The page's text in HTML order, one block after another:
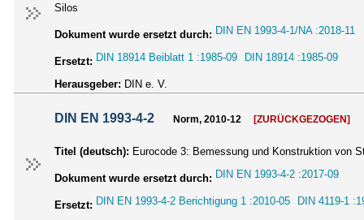
Silos
Dokument wurde ersetzt durch: DIN EN 1993-4-1/NA :2018-11
Ersetzt: DIN 18914 Beiblatt 1 :1985-09 DIN 18914 :1985-09
Herausgeber: DIN e. V.
DIN EN 1993-4-2 Norm, 2010-12 [ZURÜCKGEZOGEN]
Titel (deutsch): Eurocode 3: Bemessung und Konstruktion von
Dokument wurde ersetzt durch: DIN EN 1993-4-2 :2017-09
Ersetzt: DIN EN 1993-4-2 Berichtigung 1 :2010-05 DIN 4119-1